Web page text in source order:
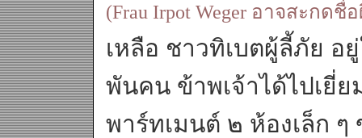
(Frau Irpot Weger อาจสะกดชื่
เหลือ ชาวทิเบตผู้ลี้ภัย อ
พันคน ข้าพเจ้าได้ไปเยี่
พาร์ทเมนต์ ๒ ห้องเล็ก ๆ